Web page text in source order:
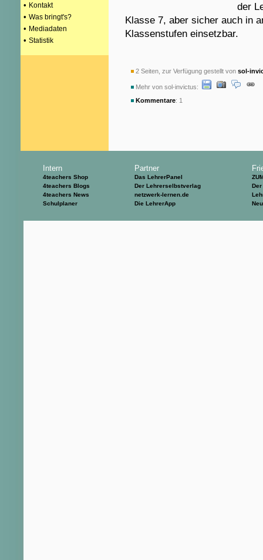
• Kontakt
• Was bringt's?
• Mediadaten
• Statistik
der
Klasse 7, aber sicher auch in
Klassenstufen einsetzbar.
2 Seiten, zur Verfügung gestellt von sol-
Mehr von sol-invictus:
Kommentare: 1
Intern
4teachers Shop
4teachers Blogs
4teachers News
Schulplaner
Partner
Das LehrerPanel
Der Lehrerselbstverlag
netzwerk-lernen.de
Die LehrerApp